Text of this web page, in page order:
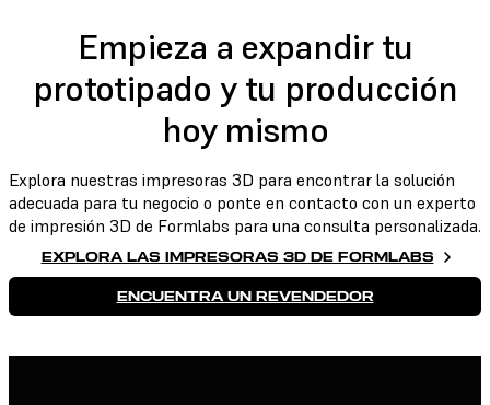
Empieza a expandir tu
prototipado y tu producción
hoy mismo
Explora nuestras impresoras 3D para encontrar la solución
adecuada para tu negocio o ponte en contacto con un experto
de impresión 3D de Formlabs para una consulta personalizada.
EXPLORA LAS IMPRESORAS 3D DE FORMLABS
ENCUENTRA UN REVENDEDOR